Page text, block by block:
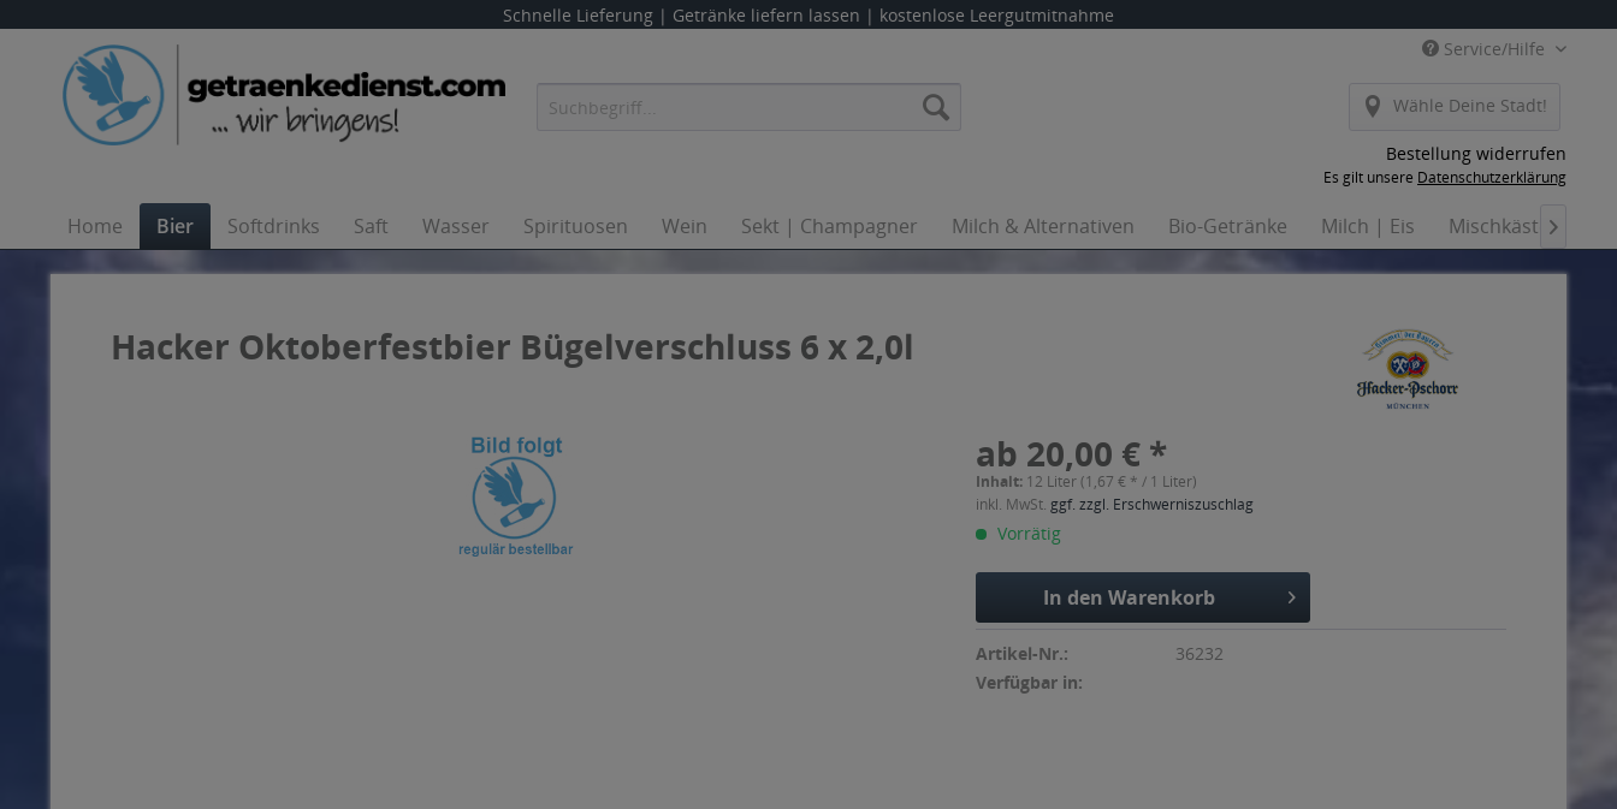
Schnelle Lieferung | Getränke liefern lassen | kostenlose Leergutmitnahme
Service/Hilfe
Wähle Deine Stadt!
Bestellung widerrufen
Es gilt unsere Datenschutzerklärung
Home Bier Softdrinks Saft Wasser Spirituosen Wein Sekt | Champagner Milch & Alternativen Bio-Getränke Milch | Eis Mischkästen

Hacker Oktoberfestbier Bügelverschluss 6 x 2,0l
ab 20,00 € *
Inhalt: 12 Liter (1,67 € * / 1 Liter)
inkl. MwSt. ggf. zzgl. Erschwerniszuschlag
Vorrätig
In den Warenkorb
Artikel-Nr.:
36232
Verfügbar in: